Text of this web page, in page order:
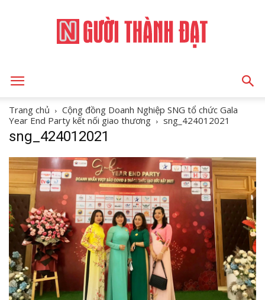
ĐẠT
Trang chủ
Cộng đồng Doanh Nghiệp SNG tổ chức Gala
Year End Party kết nối giao thương
sng_424012021
sng_424012021